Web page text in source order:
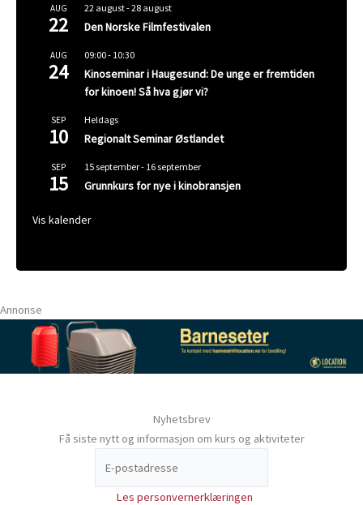
AUG
22
22 august-28 august
Den Norske Filmfestivalen
AUG
24
09:00- 10:30
Kinoseminar i Haugesund: De unge er fremtiden
for kinoen! Så hva gjør vi?
SEP
10
Heldags
Regionalt Seminar Østlandet
SEP
15
15 september- 16 september
Grunnkurs for nye i kinobransjen
Vis kalender
Annonse
Nyhetsbrev
Få siste nytt og informasjon om kurs og aktiviteter
Les personvernerklæringen